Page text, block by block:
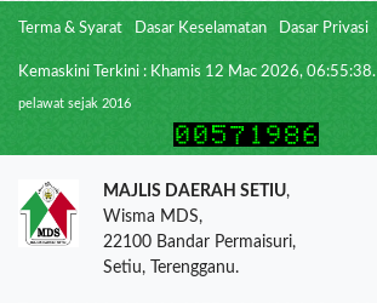
Terma & Syarat Dasar Keselamatan Dasar Privasi
Kemaskini Terkini : Khamis 12 Mac 2026, 06:55:38.
pelawat sejak 2016
MAJLIS DAERAH SETIU,
Wisma MDS,
22100 Bandar Permaisuri,
Setiu, Terengganu.